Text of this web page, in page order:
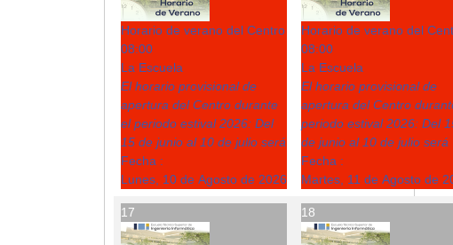
Horario de verano del Centro
08:00
La Escuela
El horario provisional de
apertura del Centro durante
el periodo estival 2026: Del
15 de junio al 10 de julio será
Fecha :
Lunes, 10 de Agosto de 2026
Horario de verano del
08:00
La Escuela
El horario provisional de
apertura del Centro
periodo estival 2026: Del
de junio al 10 de julio será
Fecha :
Martes, 11 de Agosto de
17 18